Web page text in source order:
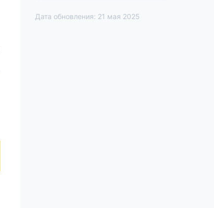
Дата обновления: 21 мая 2025